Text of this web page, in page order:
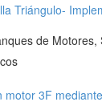
Triángulo-
de
motor 3F